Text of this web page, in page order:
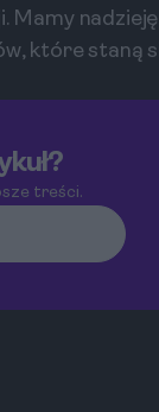
Mamy
które staną
treści.